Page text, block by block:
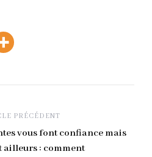
PRÉCÉDENT
vous font confiance mais
ailleurs : comment